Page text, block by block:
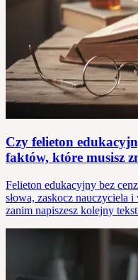
Czy felieton
faktów, które musisz
Felieton edukacyjny bez
słowa, zaskocz nauczyciela
zanim napiszesz kolejny